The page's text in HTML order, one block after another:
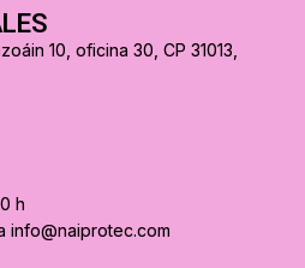
10, oficina 30, CP 31013,
h
info@naiprotec.com